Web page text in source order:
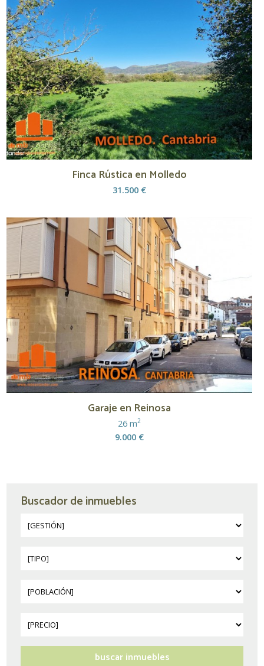
Finca Rústica en Molledo
31.500 €
Garaje en Reinosa
26 m2
9.000 €
Buscador de inmuebles